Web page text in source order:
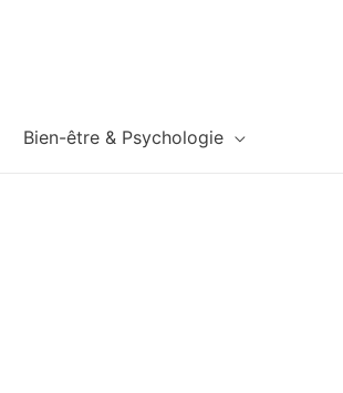
Bien-être & Psychologie